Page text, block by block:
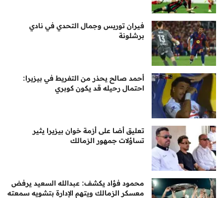
فيران توريس وجمال التحدي في نادي
برشلونة
أحمد صالح يحذر من التفريط في بيزيرا:
احتمال رحيله قد يكون كوبري
تعليق أضا على أزمة خوان بيزيرا يثير
تساؤلات جمهور الزمالك
محمود فؤاد يكشف: عبدالله السعيد يرفض
معسكر الزمالك ويتهم الإدارة بتشويه سمعته